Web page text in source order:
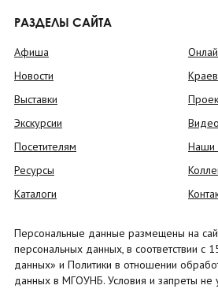
РАЗДЕЛЫ САЙТА
Афиша
Новости
Выставки
Экскурсии
Посетителям
Ресурсы
Каталоги
Видео
Наши
Персональные данные размещены на
персональных данных, в соответствии
данных» и Политики в отношении
данных в МГОУНБ. Условия и запреты не